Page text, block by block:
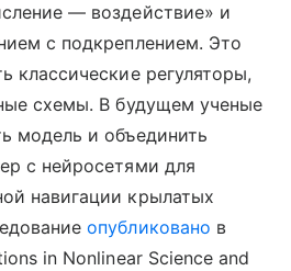
— воздействие» и
с подкреплением. Это
классические регуляторы,
схемы. В будущем ученые
модель и объединить
с нейросетями для
навигации крылатых
опубликовано в
in Nonlinear Science and